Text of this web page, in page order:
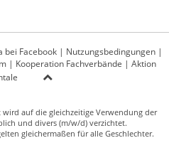
bei Facebook | Nutzungsbedingungen |
| Kooperation Fachverbände | Aktion
auf die gleichzeitige Verwendung der
und divers (m/w/d) verzichtet.
gleichermaßen für alle Geschlechter.